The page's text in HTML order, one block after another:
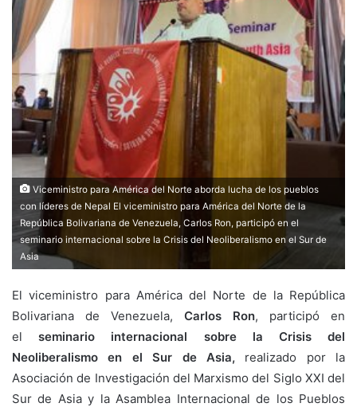
Viceministro para América del Norte aborda lucha de los pueblos
con líderes de Nepal El viceministro para América del Norte de la
República Bolivariana de Venezuela, Carlos Ron, participó en el
seminario internacional sobre la Crisis del Neoliberalismo en el Sur de
Asia
El viceministro para América del Norte de la República
Bolivariana de Venezuela, Carlos Ron, participó en
elseminario internacional sobre la Crisis del
Neoliberalismo en el Sur de Asia, realizado por la
Asociación de Investigación del Marxismo del Siglo XXI del
Sur de Asia y la Asamblea Internacional de los Pueblos